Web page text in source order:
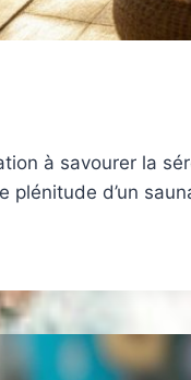
à savourer la
d’un